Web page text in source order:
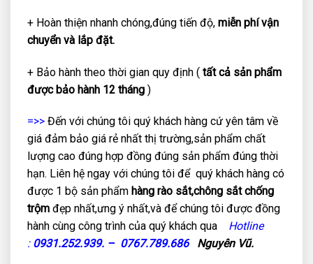
+ Hoàn thiện nhanh chóng,đúng tiến độ, miễn phí vận
chuyển và lắp đặt.
+ Bảo hành theo thời gian quy định ( tất cả sản phẩm
được bảo hành 12 tháng )
=>> Đến với chúng tôi quý khách hàng cứ yên tâm về
giá đảm bảo giá rẻ nhất thị trường,sản phẩm chất
lượng cao đúng hợp đồng đúng sản phẩm đúng thời
hạn. Liên hệ ngay với chúng tôi để quý khách hàng có
được 1 bộ sản phẩm hàng rào sắt,chông sắt chống
trộm đẹp nhất,ưng ý nhất,và để chúng tôi được đồng
hành cùng công trình của quý khách qua Hotline
: 0931.252.939. – 0767.789.686 Nguyên Vũ.